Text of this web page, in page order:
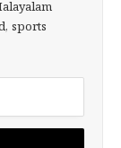
sports